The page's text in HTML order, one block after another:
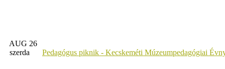
AUG 26
szerda
Pedagógus piknik - Kecskeméti Múzeumpedagógiai